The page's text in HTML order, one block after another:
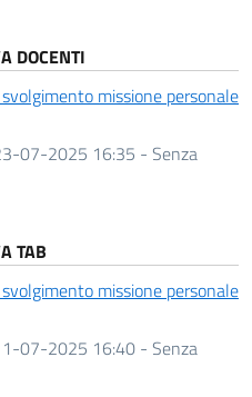
DOCENTI
missione personale
07-2025 16:35 - Senza
TAB
missione personale
07-2025 16:40 - Senza